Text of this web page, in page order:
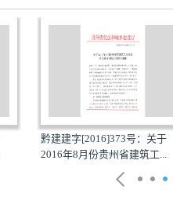
黔建建字[2016]373号：关于
2016年8月份贵州省建筑工...